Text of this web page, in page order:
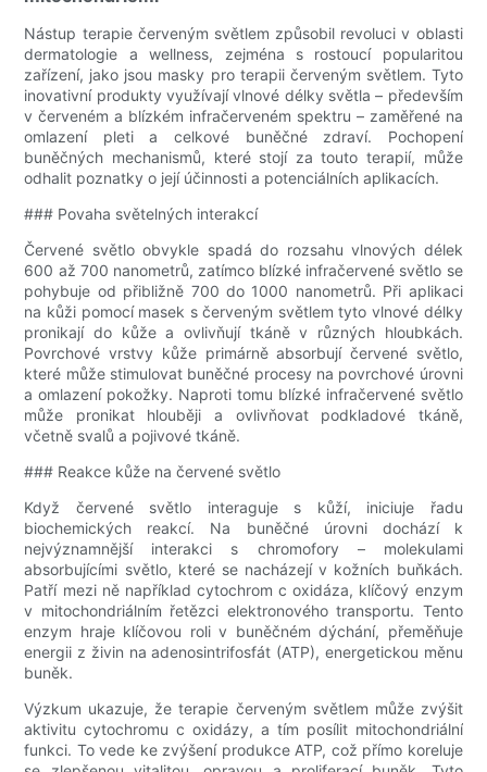
Nástup terapie červeným světlem způsobil revoluci v oblasti
dermatologie a wellness, zejména s rostoucí popularitou
zařízení, jako jsou masky pro terapii červeným světlem. Tyto
inovativní produkty využívají vlnové délky světla – především
v červeném a blízkém infračerveném spektru – zaměřené na
omlazení pleti a celkové buněčné zdraví. Pochopení
buněčných mechanismů, které stojí za touto terapií, může
odhalit poznatky o její účinnosti a potenciálních aplikacích.
### Povaha světelných interakcí
Červené světlo obvykle spadá do rozsahu vlnových délek
600 až 700 nanometrů, zatímco blízké infračervené světlo se
pohybuje od přibližně 700 do 1000 nanometrů. Při aplikaci
na kůži pomocí masek s červeným světlem tyto vlnové délky
pronikají do kůže a ovlivňují tkáně v různých hloubkách.
Povrchové vrstvy kůže primárně absorbují červené světlo,
které může stimulovat buněčné procesy na povrchové úrovni
a omlazení pokožky. Naproti tomu blízké infračervené světlo
může pronikat hlouběji a ovlivňovat podkladové tkáně,
včetně svalů a pojivové tkáně.
### Reakce kůže na červené světlo
Když červené světlo interaguje s kůží, iniciuje řadu
biochemických reakcí. Na buněčné úrovni dochází k
nejvýznamnější interakci s chromofory – molekulami
absorbujícími světlo, které se nacházejí v kožních buňkách.
Patří mezi ně například cytochrom c oxidáza, klíčový enzym
v mitochondriálním řetězci elektronového transportu. Tento
enzym hraje klíčovou roli v buněčném dýchání, přeměňuje
energii z živin na adenosintrifosfát (ATP), energetickou měnu
buněk.
Výzkum ukazuje, že terapie červeným světlem může zvýšit
aktivitu cytochromu c oxidázy, a tím posílit mitochondriální
funkci. To vede ke zvýšení produkce ATP, což přímo koreluje